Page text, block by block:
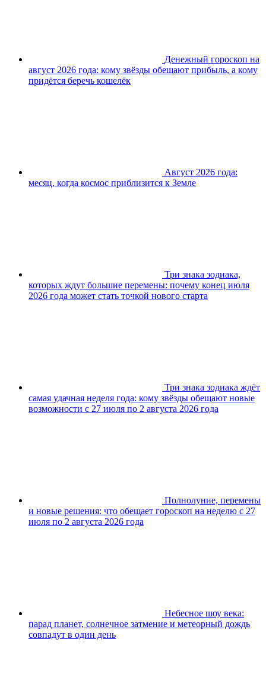
Денежный гороскоп на
август 2026 года: кому звёзды обещают прибыль, а кому
придётся беречь кошелёк
Август 2026 года:
месяц, когда космос приблизится к Земле
Три знака зодиака,
которых ждут большие перемены: почему конец июля
2026 года может стать точкой нового старта
Три знака зодиака ждёт
самая удачная неделя года: кому звёзды обещают новые
возможности с 27 июля по 2 августа 2026 года
Полнолуние, перемены
и новые решения: что обещает гороскоп на неделю с 27
июля по 2 августа 2026 года
Небесное шоу века:
парад планет, солнечное затмение и метеорный дождь
совпадут в один день